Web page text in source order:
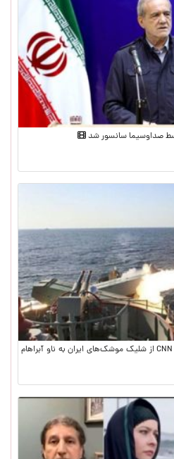
صداوسیما سانسور شد
برای نخستین بار منتشر شد؛ گزارش CNN از شلیک موشک‌های ایران به ناو آبراهام